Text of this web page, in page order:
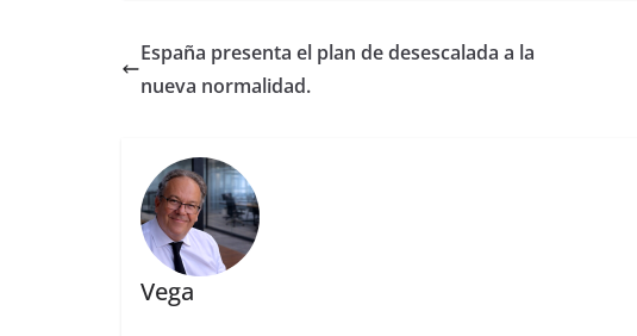
España presenta el plan de desescalada a la
nueva normalidad.
Vega